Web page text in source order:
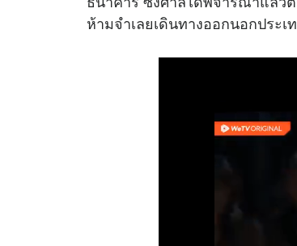
ห้ามจำเลยเดินทางออกนอกประ